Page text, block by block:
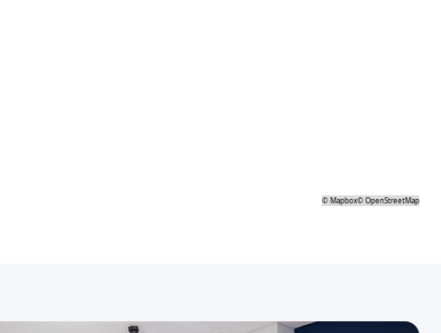
©Mapbox©OpenStreetMap